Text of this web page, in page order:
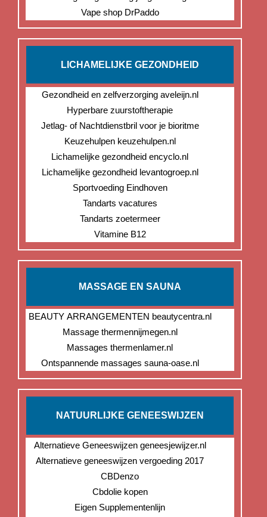
Vape shop DrPaddo
LICHAMELIJKE GEZONDHEID
Gezondheid en zelfverzorging aveleijn.nl
Hyperbare zuurstoftherapie
Jetlag- of Nachtdienstbril voor je bioritme
Keuzehulpen keuzehulpen.nl
Lichamelijke gezondheid encyclo.nl
Lichamelijke gezondheid levantogroep.nl
Sportvoeding Eindhoven
Tandarts vacatures
Tandarts zoetermeer
Vitamine B12
MASSAGE EN SAUNA
BEAUTY ARRANGEMENTEN beautycentra.nl
Massage thermennijmegen.nl
Massages thermenlamer.nl
Ontspannende massages sauna-oase.nl
NATUURLIJKE GENEESWIJZEN
Alternatieve Geneeswijzen geneesjewijzer.nl
Alternatieve geneeswijzen vergoeding 2017
CBDenzo
Cbdolie kopen
Eigen Supplementenlijn